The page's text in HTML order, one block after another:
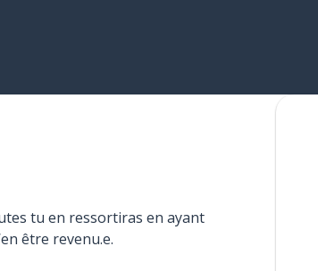
tu en ressortiras en ayant
être revenu.e.